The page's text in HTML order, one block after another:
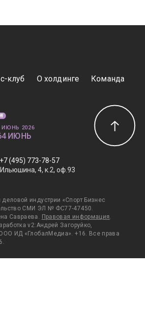
клуб О холдинге Команда
+7 (495) 773-78-57
4, к.2, оф.93
деловой индустрии «Спорт Бизнес
СМИ ЭЛ № ФС77-47450.
Савраева. Правовая информация.
v2:Андрей Загоруйко,
ИД «ГлобалМедиа». +16. Все права
ИЮНЬ 2026
ИЮНЬ